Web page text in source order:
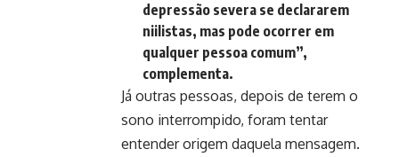
depressão severa se declararem
niilistas, mas pode ocorrer em
qualquer pessoa comum”,
complementa.
Já outras pessoas, depois de terem o
sono interrompido, foram tentar
entender origem daquela mensagem.